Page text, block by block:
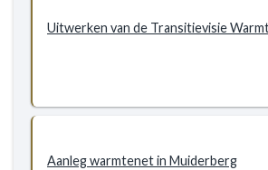
Gooise
Uitwerken van de Transitievisie
Aanleg warmtenet in Muiderberg